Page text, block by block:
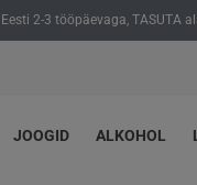
2-3 tööpäevaga, TASUTA
JOOGID ALKOHOL